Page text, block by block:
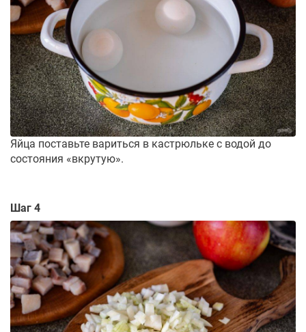
Яйца поставьте вариться в кастрюльке с водой до
состояния «вкрутую».
Шаг 4